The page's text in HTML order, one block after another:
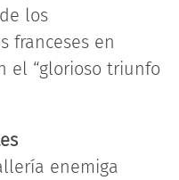
los
franceses en
el “glorioso triunfo
enemiga